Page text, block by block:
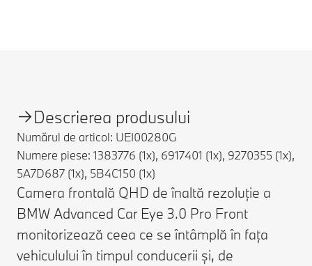
Descrierea produsului
Numărul de articol: UEI00280G
Numere piese: 1383776 (1x), 6917401 (1x), 9270355 (1x),
5A7D687 (1x), 5B4C150 (1x)
Camera frontală QHD de înaltă rezoluție a
BMW Advanced Car Eye 3.0 Pro Front
monitorizează ceea ce se întâmplă în fața
vehiculului în timpul conducerii și, de